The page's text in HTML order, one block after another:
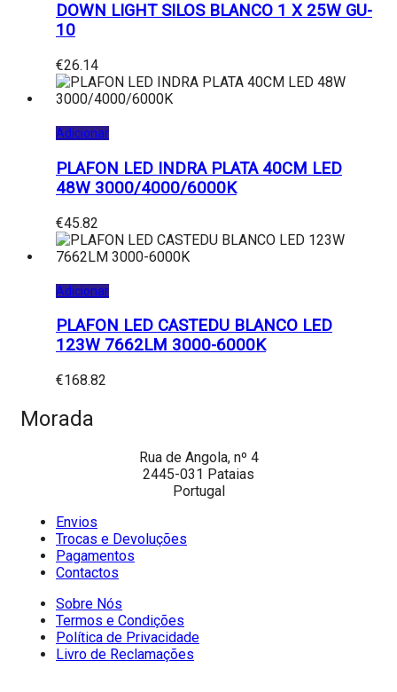
DOWN LIGHT SILOS BLANCO 1 X 25W GU-
10
€26.14
Adicionar
PLAFON LED INDRA PLATA 40CM LED
48W 3000/4000/6000K
€45.82
Adicionar
PLAFON LED CASTEDU BLANCO LED
123W 7662LM 3000-6000K
€168.82
Morada
Rua de Angola, nº 4
2445-031 Pataias
Portugal
Envios
Trocas e Devoluções
Pagamentos
Contactos
Sobre Nós
Termos e Condições
Política de Privacidade
Livro de Reclamações